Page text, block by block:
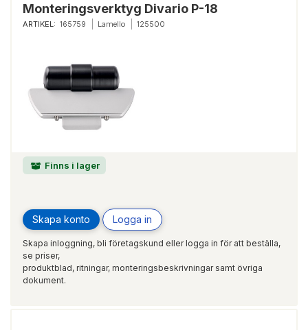
Monteringsverktyg Divario P-18
ARTIKEL: 165759 Lamello 125500
Finns i lager
Skapa konto Logga in
Skapa inloggning, bli företagskund eller logga in för att beställa,
se priser,
produktblad, ritningar, monteringsbeskrivningar samt övriga
dokument.